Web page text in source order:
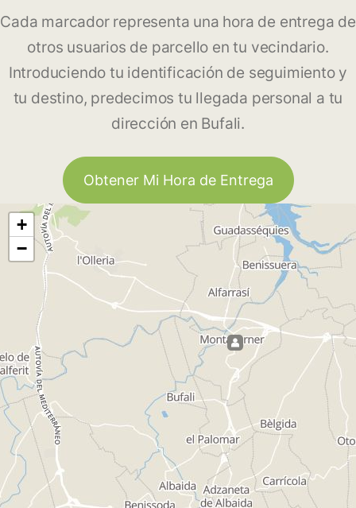
Cada marcador representa una hora de entrega de
otros usuarios de parcello en tu vecindario.
Introduciendo tu identificación de seguimiento y
tu destino, predecimos tu llegada personal a tu
dirección en Bufali.
Obtener Mi Hora de Entrega
+
−